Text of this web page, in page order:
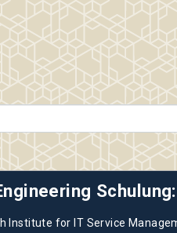
Institute for IT Service